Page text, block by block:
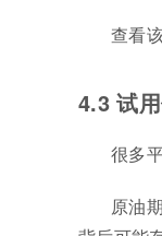
查看
4.3 试
很多
原油